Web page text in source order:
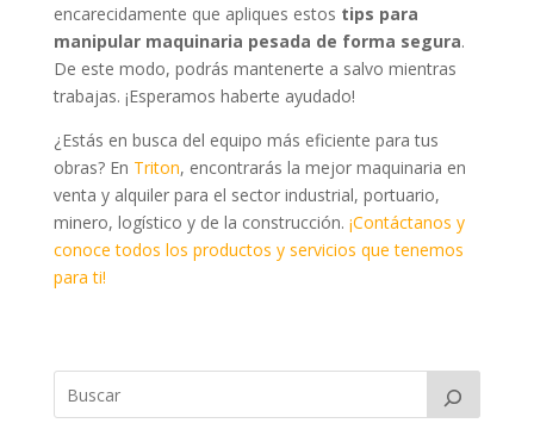
encarecidamente que apliques estos tips para
manipular maquinaria pesada de forma segura.
De este modo, podrás mantenerte a salvo mientras
trabajas. ¡Esperamos haberte ayudado!
¿Estás en busca del equipo más eficiente para tus
obras? En Triton, encontrarás la mejor maquinaria en
venta y alquiler para el sector industrial, portuario,
minero, logístico y de la construcción. ¡Contáctanos y
conoce todos los productos y servicios que tenemos
para ti!